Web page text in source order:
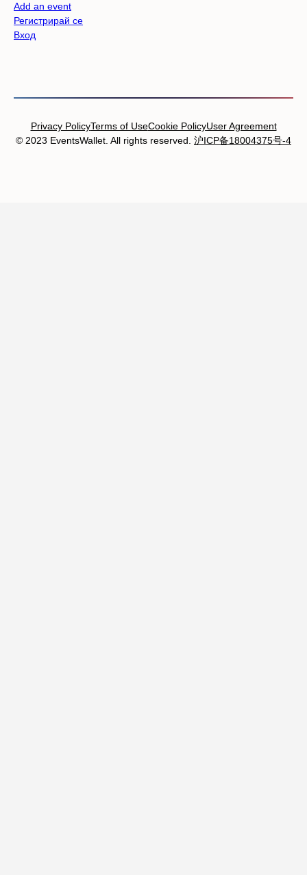
Add an event
Регистрирай се
Вход
© 2023 EventsWallet. All rights reserved. 沪ICP备18004375号-4
Privacy PolicyTerms of UseCookie PolicyUser Agreement